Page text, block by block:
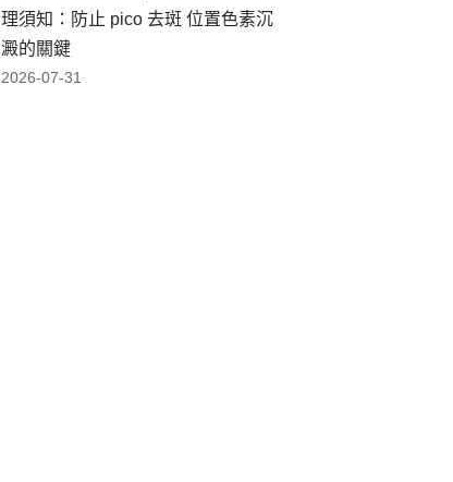
理須知：防止 pico 去斑 位置色素沉
澱的關鍵
2026-07-31